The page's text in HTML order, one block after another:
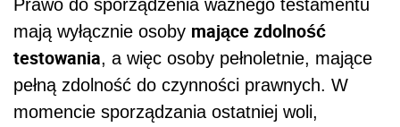
Prawo do sporządzenia ważnego testamentu
mają wyłącznie osoby mające zdolność
testowania, a więc osoby pełnoletnie, mające
pełną zdolność do czynności prawnych. W
momencie sporządzania ostatniej woli,